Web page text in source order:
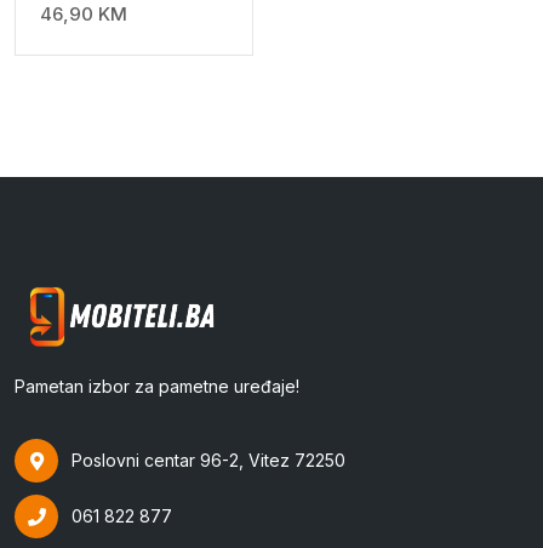
46,90 KM
Pametan izbor za pametne uređaje!
Poslovni centar 96-2, Vitez 72250
061 822 877